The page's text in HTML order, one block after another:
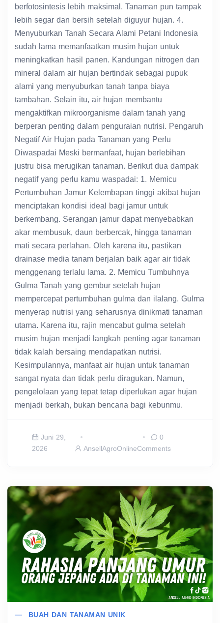
berfotosintesis lebih maksimal. Tanaman pun tampak
lebih segar dan bersih setelah diguyur hujan. 4.
Menyuburkan Tanah Secara Alami Petani Indonesia
sudah lama memanfaatkan musim hujan untuk
meningkatkan hasil panen. Kandungan nitrogen dan
mineral dalam air hujan bertindak sebagai pupuk
alami yang menyuburkan tanah tanpa biaya
tambahan. Selain itu, air hujan membantu
mengaktifkan mikroorganisme dalam tanah yang
berperan penting dalam penguraian nutrisi. Pengaruh
Negatif Air Hujan pada Tanaman yang Perlu
Diwaspadai Meski bermanfaat, hujan berlebihan
justru bisa merugikan tanaman. Berikut dua dampak
negatif yang perlu kamu waspadai: 1. Memicu
Pertumbuhan Jamur Kelembapan tinggi akibat hujan
menciptakan kondisi ideal bagi jamur untuk
berkembang. Serangan jamur dapat menyebabkan
akar membusuk, daun berbercak, hingga tanaman
mati secara perlahan. Oleh karena itu, pastikan
drainase media tanam berjalan baik agar air tidak
menggenang terlalu lama. 2. Memicu Tumbuhnya
Gulma Tanah yang gembur setelah hujan
mempercepat pertumbuhan gulma dan ilalang. Gulma
menyerap nutrisi yang seharusnya dinikmati tanaman
utama. Karena itu, rajin mencabut gulma setelah
musim hujan menjadi langkah penting agar tanaman
tidak kalah bersaing mendapatkan nutrisi.
Kesimpulannya, manfaat air hujan untuk tanaman
sangat nyata dan tidak perlu diragukan. Namun,
pengelolaan yang tepat tetap diperlukan agar hujan
menjadi berkah, bukan bencana bagi kebunmu.
Juni 29,
2026
AnsellAgroOnline
0
Comments
BUAH DAN TANAMAN UNIK